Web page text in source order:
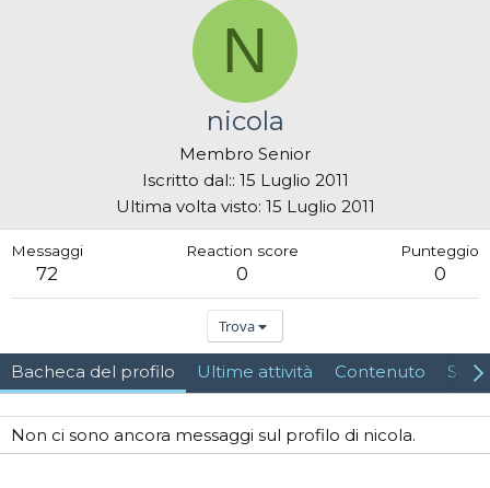
N
nicola
Membro Senior
Iscritto dal: 15 Luglio 2011
Ultima volta visto 15 Luglio 2011
Messaggi
72
Reaction score
0
Punteggio
0
Trova
Bacheca del profilo Ultime attività Contenuto Su
Non ci sono ancora messaggi sul profilo di nicola.